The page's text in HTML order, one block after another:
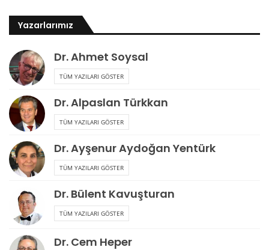
Yazarlarımız
Dr. Ahmet Soysal
TÜM YAZILARI GÖSTER
Dr. Alpaslan Türkkan
TÜM YAZILARI GÖSTER
Dr. Ayşenur Aydoğan Yentürk
TÜM YAZILARI GÖSTER
Dr. Bülent Kavuşturan
TÜM YAZILARI GÖSTER
Dr. Cem Heper